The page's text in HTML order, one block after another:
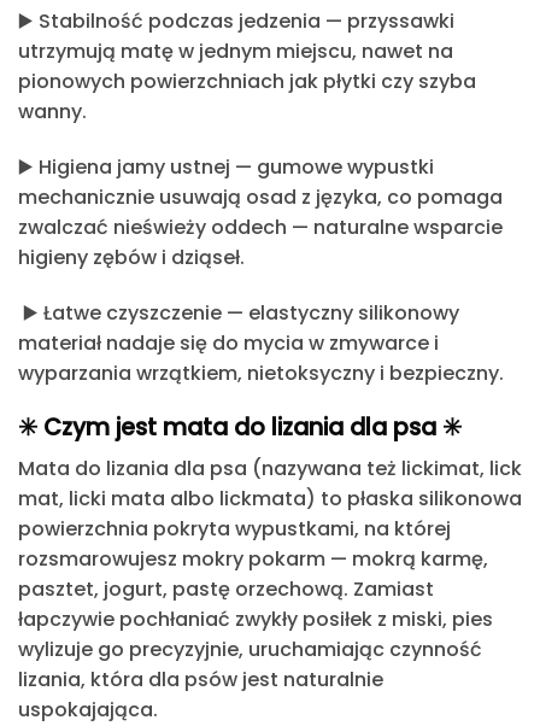
▶️ Stabilność podczas jedzenia — przyssawki
utrzymują matę w jednym miejscu, nawet na
pionowych powierzchniach jak płytki czy szyba
wanny.
▶️ Higiena jamy ustnej — gumowe wypustki
mechanicznie usuwają osad z języka, co pomaga
zwalczać nieświeży oddech — naturalne wsparcie
higieny zębów i dziąseł.
▶️ Łatwe czyszczenie — elastyczny silikonowy
materiał nadaje się do mycia w zmywarce i
wyparzania wrzątkiem, nietoksyczny i bezpieczny.
✳️ Czym jest mata do lizania dla psa ✳️
Mata do lizania dla psa (nazywana też lickimat, lick
mat, licki mata albo lickmata) to płaska silikonowa
powierzchnia pokryta wypustkami, na której
rozsmarowujesz mokry pokarm — mokrą karmę,
pasztet, jogurt, pastę orzechową. Zamiast
łapczywie pochłaniać zwykły posiłek z miski, pies
wylizuje go precyzyjnie, uruchamiając czynność
lizania, która dla psów jest naturalnie
uspokajająca.